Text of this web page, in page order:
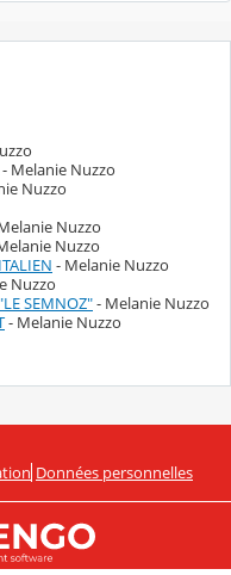
- Melanie Nuzzo
Nuzzo
Nuzzo
Nuzzo
- Melanie Nuzzo
Nuzzo
SEMNOZ"- Melanie Nuzzo
- Melanie Nuzzo
Données personnelles